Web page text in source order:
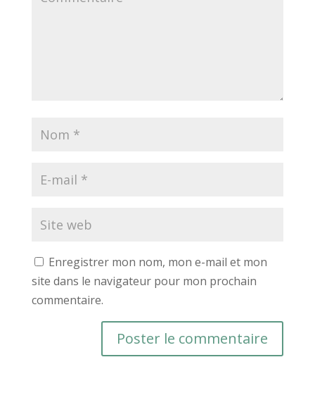
Enregistrer mon nom, mon e-mail et mon
site dans le navigateur pour mon prochain
commentaire.